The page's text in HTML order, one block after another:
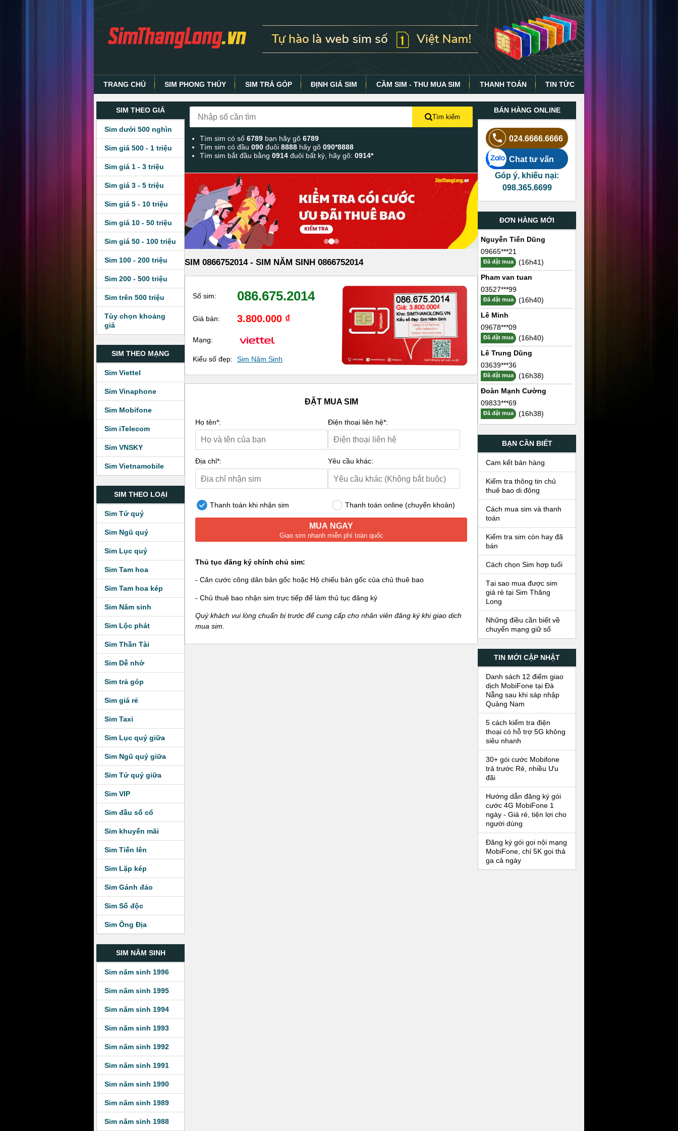
TRANG CHỦ SIM PHONG THỦY SIM TRẢ GÓP ĐỊNH GIÁ SIM CẦM SIM - THU MUA SIM THANH TOÁN TIN TỨC
SIM THEO GIÁ
Sim dưới 500 nghìn
Sim giá 500 - 1 triệu
Sim giá 1 - 3 triệu
Sim giá 3 - 5 triệu
Sim giá 5 - 10 triệu
Sim giá 10 - 50 triệu
Sim giá 50 - 100 triệu
Sim 100 - 200 triệu
Sim 200 - 500 triệu
Sim trên 500 triệu
Tùy chọn khoảng
giá
SIM THEO MẠNG
Sim Viettel
Sim Vinaphone
Sim Mobifone
Sim iTelecom
Sim VNSKY
Sim Vietnamobile
SIM THEO LOẠI
Sim Tứ quý
Sim Ngũ quý
Sim Lục quý
Sim Tam hoa
Sim Tam hoa kép
Sim Năm sinh
Sim Lộc phát
Sim Thần Tài
Sim Dễ nhớ
Sim trả góp
Sim giá rẻ
Sim Taxi
Sim Lục quý giữa
Sim Ngũ quý giữa
Sim Tứ quý giữa
Sim VIP
Sim đầu số cổ
Sim khuyến mãi
Sim Tiến lên
Sim Lặp kép
Sim Gánh đảo
Sim Số độc
Sim Ông Địa
SIM NĂM SINH
Sim năm sinh 1996
Sim năm sinh 1995
Sim năm sinh 1994
Sim năm sinh 1993
Sim năm sinh 1992
Sim năm sinh 1991
Sim năm sinh 1990
Sim năm sinh 1989
Sim năm sinh 1988
Tìm kiếm
Tìm sim có số6789 bạn hãy gõ6789
Tìm sim có đầu090đuôi8888 hãy gõ090*8888
Tìm sim bắt đầu bằng0914 đuôi bất kỳ, hãy gõ:0914*
SIM 0866752014 - SIM NĂM SINH 0866752014
Số sim: 086.675.2014
Giá bán: 3.800.000 ₫
Mạng:
Kiểu số đẹp: Sim Năm Sinh
ĐẶT MUA SIM
Họ tên*: Điện thoại liên hệ*:
Địa chỉ*: Yêu cầu khác:
Thanh toán khi nhận sim Thanh toán online (chuyển khoản)
MUA NGAY
Giao sim nhanh miễn phí toàn quốc
Thủ tục đăng ký chính chủ sim:
- Căn cước công dân bản gốc hoặc Hộ chiếu bản gốc của chủ thuê bao
- Chủ thuê bao nhận sim trực tiếp để làm thủ tục đăng ký
Quý khách vui lòng chuẩn bị trước để cung cấp cho nhân viên đăng ký khi giao dịch
mua sim.
BÁN HÀNG ONLINE
024.6666.6666
Chat tư vấn
Góp ý, khiếu nại:
098.365.6699
ĐƠN HÀNG MỚI
Nguyễn Tiến Dũng
09665***21
Đã đặt mua
(16h41)
Pham van tuan
03527***99
Đã đặt mua
(16h40)
Lê Minh
09678***09
Đã đặt mua
(16h40)
Lê Trung Dũng
03639***36
Đã đặt mua
(16h38)
Đoàn Mạnh Cường
09833***69
Đã đặt mua (16h38)
BẠN CẦN BIẾT
Cam kết bán hàng
Kiểm tra thông tin chủ
thuê bao di động
Cách mua sim và thanh
toán
Kiểm tra sim còn hay đã
bán
Cách chọn Sim hợp tuổi
Tại sao mua được sim
giá rẻ tại Sim Thăng
Long
Những điều cần biết về
chuyển mạng giữ số
TIN MỚI CẬP NHẬT
Danh sách 12 điểm giao
dịch MobiFone tại Đà
Nẵng sau khi sáp nhập
Quảng Nam
5 cách kiểm tra điện
thoại có hỗ trợ 5G không
siêu nhanh
30+ gói cước Mobifone
trả trước Rẻ, nhiều Ưu
đãi
Hướng dẫn đăng ký gói
cước 4G MobiFone 1
ngày - Giá rẻ, tiện lợi cho
người dùng
Đăng ký gói gọi nội mạng
MobiFone, chỉ 5K gọi thả
ga cả ngày